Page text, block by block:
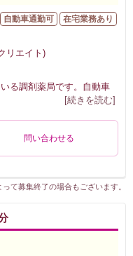
自動車通勤可 在宅業務あり
リエイト)
る調剤薬局です。自動車
[続きを読む]
問い合わせる
て募集終了の場合もございます。